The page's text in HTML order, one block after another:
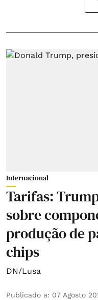
Internacional
Tarifas:
sobre
produção de
chips
DN/Lusa
Publicado a: 07 Agosto